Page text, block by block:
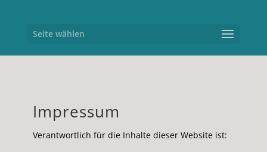
Seite wählen
Impressum
Verantwortlich für die Inhalte dieser Website ist: